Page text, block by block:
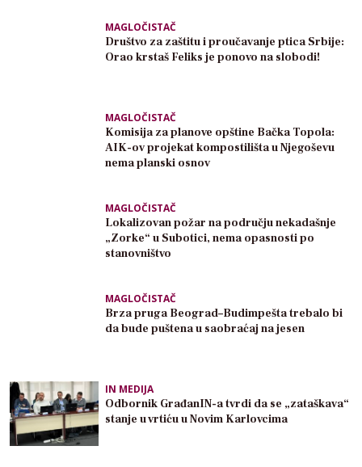
MAGLOČISTAČ
Društvo za zaštitu i proučavanje ptica Srbije:
Orao krstaš Feliks je ponovo na slobodi!
MAGLOČISTAČ
Komisija za planove opštine Bačka Topola:
AIK-ov projekat kompostilišta u Njegoševu
nema planski osnov
MAGLOČISTAČ
Lokalizovan požar na području nekadašnje
„Zorke“ u Subotici, nema opasnosti po
stanovništvo
MAGLOČISTAČ
Brza pruga Beograd–Budimpešta trebalo bi
da bude puštena u saobraćaj na jesen
IN MEDIJA
Odbornik GrađanIN-a tvrdi da se „zataškava“
stanje u vrtiću u Novim Karlovcima